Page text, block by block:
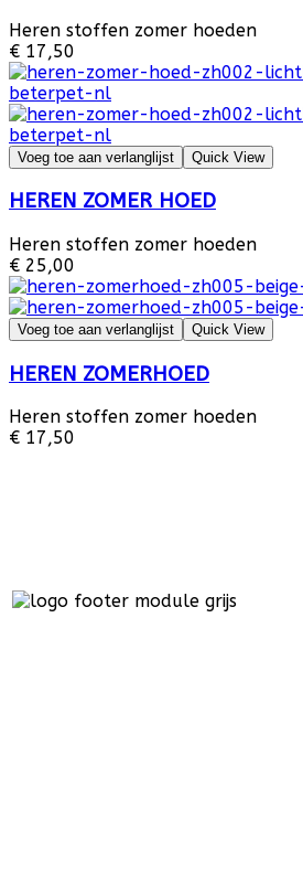
Heren stoffen zomer hoeden
€ 17,50
Voeg toe aan verlanglijst Quick View
HEREN ZOMER HOED
Heren stoffen zomer hoeden
€ 25,00
Voeg toe aan verlanglijst Quick View
HEREN ZOMERHOED
Heren stoffen zomer hoeden
€ 17,50